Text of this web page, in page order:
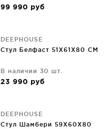
99 990 руб
DEEPHOUSE
Стул Белфаст 51X61X80 CM
В наличии 30 шт.
23 990 руб
DEEPHOUSE
Стул Шамбери 59X60X80